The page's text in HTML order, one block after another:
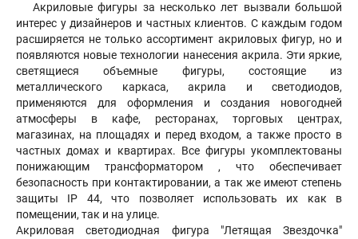
Акриловые фигуры за несколько лет вызвали большой
интерес у дизайнеров и частных клиентов. С каждым годом
расширяется не только ассортимент акриловых фигур, но и
появляются новые технологии нанесения акрила. Эти яркие,
светящиеся объемные фигуры, состоящие из
металлического каркаса, акрила и светодиодов,
применяются для оформления и создания новогодней
атмосферы в кафе, ресторанах, торговых центрах,
магазинах, на площадях и перед входом, а также просто в
частных домах и квартирах. Все фигуры укомплектованы
понижающим трансформатором , что обеспечивает
безопасность при контактировании, а так же имеют степень
защиты IP 44, что позволяет использовать их как в
помещении, так и на улице.
Акриловая светодиодная фигура "Летящая Звездочка"